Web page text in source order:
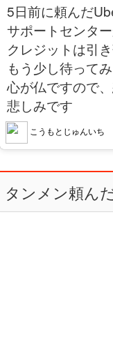
5日前に頼んだ
サポートセンタ
クレジットは引
もう少し待って
心が仏ですので
悲しみです
こうもとじゅんいち
タンメン頼ん